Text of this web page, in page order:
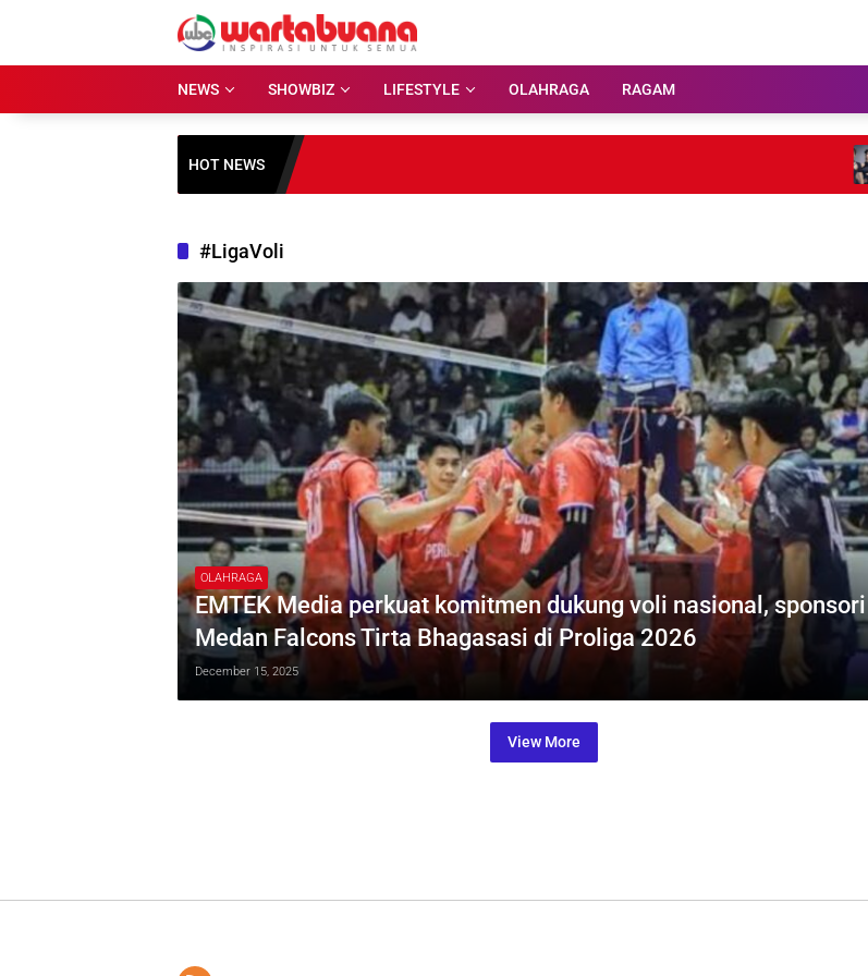
NEWS
SHOWBIZ LIFESTYLE OLAHRAGA RAGAM
HOT NEWS
#LigaVoli
OLAHRAGA
EMTEK Media perkuat komitmen dukung voli nasional, sponsori
Medan Falcons Tirta Bhagasasi di Proliga 2026
December 15, 2025
View More